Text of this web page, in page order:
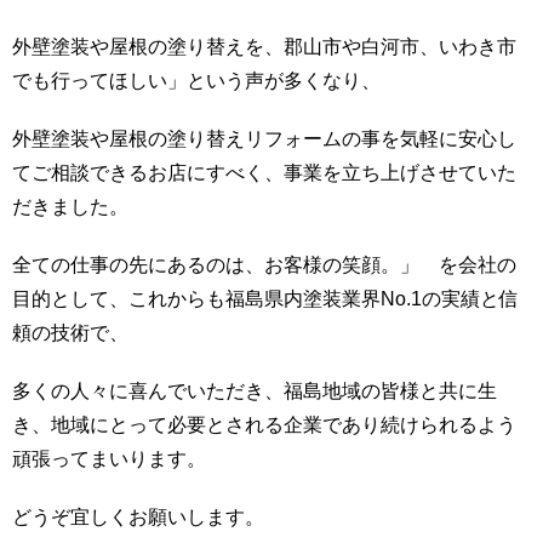
外壁塗装や屋根の塗り替えを、郡山市や白河市、いわき市
でも行ってほしい」という声が多くなり、
外壁塗装や屋根の塗り替えリフォームの事を気軽に安心し
てご相談できるお店にすべく、事業を立ち上げさせていた
だきました。
全ての仕事の先にあるのは、お客様の笑顔。」 を会社の
目的として、これからも福島県内塗装業界No.1の実績と信
頼の技術で、
多くの人々に喜んでいただき、福島地域の皆様と共に生
き、地域にとって必要とされる企業であり続けられるよう
頑張ってまいります。
どうぞ宜しくお願いします。